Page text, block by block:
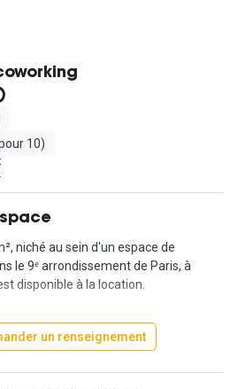
10)
niché au sein d'un espace de
le 9ᵉ arrondissement de Paris, à
disponible à la location.
au design moderne et fonctionnel,
débit, une infrastructure de câblage
aux besoins des locataires.
un renseignement